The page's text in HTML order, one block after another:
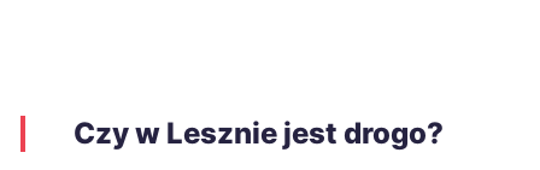
Czy w Lesznie jest drogo?